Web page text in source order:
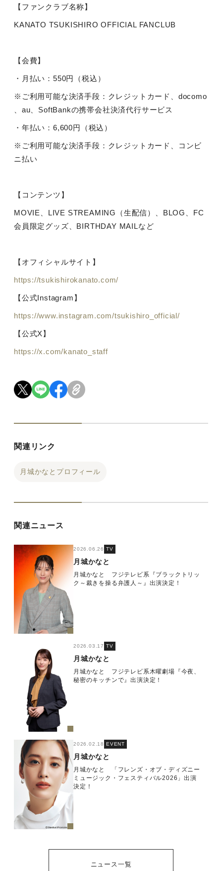
【ファンクラブ名称】
KANATO TSUKISHIRO OFFICIAL FANCLUB
【会費】
・月払い： 550円（税込）
※ご利用可能な決済手段：クレジットカード、 docomo
au SoftBankの携帯会社決済代行サービス
・年払い： 6,600円（税込）
※ご利用可能な決済手段：クレジットカード、コンビ
ニ払い
【コンテンツ】
MOVIE LIVE STREAMING （生配信）、 BLOG
FC
会員限定グッズ、 BIRTHDAY MAILなど
【オフィシャルサイト】
https://tsukishirokanato.com/
【公式Instagram 】
https://www.instagram.com/tsukishiro_official/
【公式X】
https://x.com/kanato_staff
関連リンク
月城かなとプロフィール
関連ニュース
2026.06.26 TV
月城かなと
月城かなと フジテレビ系『ブラックトリッ
ク～裁きを操る弁護人～』出演決定！
2026.03.17 TV
月城かなと
月城かなと フジテレビ系木曜劇場『今夜、
秘密のキッチンで』出演決定！
2026.02.18 EVENT
月城かなと
月城かなと 「フレンズ・オブ・ディズニー
ミュージック・フェスティバル2026」出演
決定！
ニュース一覧